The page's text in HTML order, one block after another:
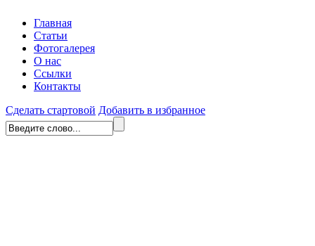
Главная
Статьи
Фотогалерея
О нас
Ссылки
Контакты
Сделать стартовой Добавить в избранное